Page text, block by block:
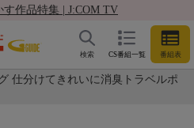
す作品特集 | J:COM TV
CS番組一覧 番組表
検索
仕分けてきれいに消臭トラベルポ